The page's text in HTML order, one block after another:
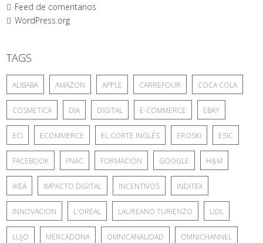
Feed de comentarios
WordPress.org
TAGS
ALIBABA AMAZON APPLE CARREFOUR COCA COLA
COSMETICA DIA DIGITAL E-COMMERCE EBAY
ECI ECOMMERCE EL CORTE INGLÉS EROSKI ESIC
FACEBOOK FNAC FORMACIÓN GOOGLE H&M
IKEA IMPACTO DIGITAL INCENTIVOS INDITEX
INNOVACION L'OREAL LAUREANO TURIENZO LIDL
LUJO MERCADONA OMNICANALIDAD OMNICHANNEL